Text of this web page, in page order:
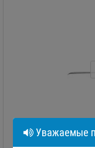
Уважаемые